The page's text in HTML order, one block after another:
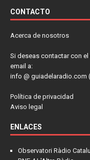
CONTACTO
Acerca de nosotros
Si deseas contactar con
email a:
info @ guiadelaradio.com
Política de privacidad
Aviso legal
ENLACES
Observatori Ràdio